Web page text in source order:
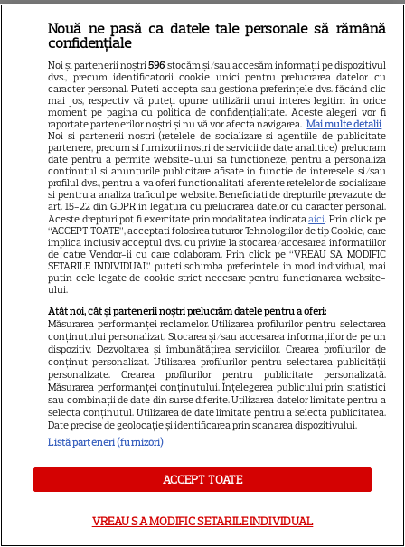
3
DISNEY PLUS
Care-i buna și care-i reaua?
Emmy Rossum revine
spectaculos pe Disney+ în
thrillerul psihologic „Furie și
seducție”
ȘTIRI
25 de ani de la lansarea
filmului „Stăpânul inelelor:
Frăția Inelului”! Cum a creat
mai iubite producții fantasy din
istorie
PRIME VIDEO
Ride or Die pe Prime Video.
Octavia Spencer și Hannah
Waddingham, într-un serial cu
asasini, umor și multă acțiune
VEDETE STRĂINE
Nouă ne pasă ca datele tale personale să rămână
confidențiale
Noi și partenerii noștri596 stocăm și/sau accesăm informații pe dispozitivul
dvs., precum identificatorii cookie unici pentru prelucrarea datelor cu
caracter personal. Puteți accepta sau gestiona preferințele dvs. făcând clic
mai jos, respectiv vă puteți opune utilizării unui interes legitim în orice
moment pe pagina cu politica de confidențialitate. Aceste alegeri vor fi
raportate partenerilor noștri și nu vă vor afecta navigarea. Mai multe detalii
Noi si partenerii nostri (retelele de socializare si agentiile de publicitate
partenere, precum si furnizorii nostri de servicii de date analitice) prelucram
date pentru a permite website-ului sa functioneze, pentru a personaliza
continutul si anunturile publicitare afisate in functie de interesele si/sau
profilul dvs., pentru a va oferi functionalitati aferente retelelor de socializare
si pentru a analiza traficul pe website. Beneficiati de drepturile prevazute de
art. 15-22 din GDPR in legatura cu prelucrarea datelor cu caracter personal.
Aceste drepturi pot fi exercitate prin modalitatea indicataaici. Prin click pe
“ACCEPT TOATE”, acceptati folosirea tuturor Tehnologiilor de tip Cookie, care
implica inclusiv acceptul dvs. cu privire la stocarea/accesarea informatiilor
de catre Vendor-ii cu care colaboram. Prin click pe “VREAU SA MODIFIC
SETARILE INDIVIDUAL” puteti schimba preferintele in mod individual, mai
putin cele legate de cookie strict necesare pentru functionarea website-
ului.
Atât noi, cât și partenerii noștri prelucrăm datele pentru a oferi:
Măsurarea performanței reclamelor. Utilizarea profilurilor pentru selectarea
conținutului personalizat. Stocarea și/sau accesarea informațiilor de pe un
dispozitiv. Dezvoltarea și îmbunătățirea serviciilor. Crearea profilurilor de
conținut personalizat. Utilizarea profilurilor pentru selectarea publicității
personalizate. Crearea profilurilor pentru publicitate personalizată.
Măsurarea performanței conținutului. Înțelegerea publicului prin statistici
sau combinații de date din surse diferite. Utilizarea datelor limitate pentru a
selecta conținutul. Utilizarea de date limitate pentru a selecta publicitatea.
Date precise de geolocație și identificarea prin scanarea dispozitivului.
Listă parteneri (furnizori)
ACCEPT TOATE
VREAU SA MODIFIC SETARILE INDIVIDUAL